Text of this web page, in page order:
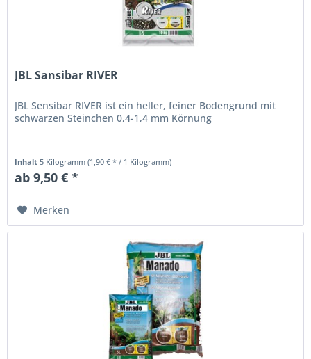
JBL Sansibar RIVER
JBL Sensibar RIVER ist ein heller, feiner Bodengrund mit
schwarzen Steinchen 0,4-1,4 mm Körnung
Inhalt 5 Kilogramm(1,90 € * / 1 Kilogramm)
ab 9,50 € *
Merken